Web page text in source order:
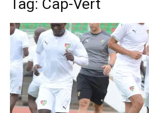
Tag: Cap-Vert